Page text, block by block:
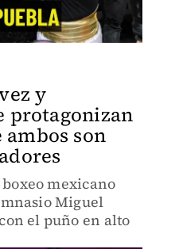
y
protagonizan
son
mexicano
Miguel
el puño en alto